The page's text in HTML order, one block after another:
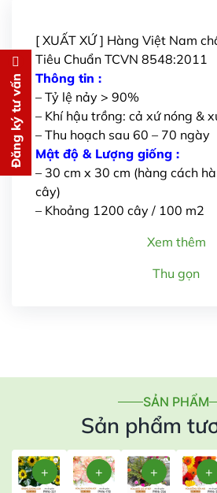
[ XUẤT XỨ ] Hàng Việt Nam
Tiêu Chuẩn TCVN 8548:2011
Thông tin :
– Tỷ lệ nảy > 90%
– Khí hậu trồng: cả xứ nóng &
– Thu hoạch sau 60 – 70 ngày
Mật độ & Lượng giống :
– 30 cm x 30 cm (hàng cách
cây)
– Khoảng 1200 cây / 100 m2
Xem thêm
Thu gọn
SẢN PHẨM
Sản phẩm
Đăng ký tư vấn Đăng ký tư vấn
Chúng tôi sẽ gọi lại tư vấn
PHÍ
cho bạn ngay lập tức
Gửi thông tin